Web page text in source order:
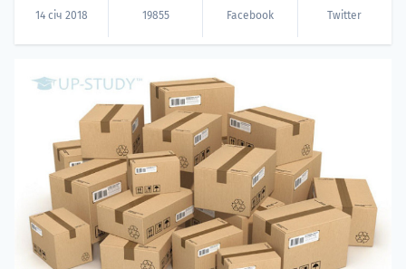
14 січ 2018 19855 Facebook Twitter
НАБІР
вступ на